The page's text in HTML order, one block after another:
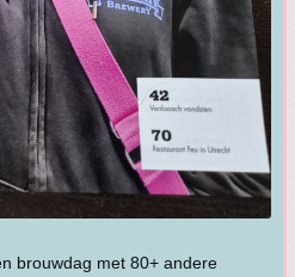
brouwdag met 80+ andere